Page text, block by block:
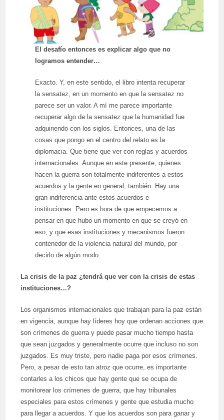
El desafío entonces es explicar algo que no
logramos entender…
Exacto. Y, en este sentido, el libro intenta recuperar
la sensatez, en un momento en que la sensatez no
parece ser un valor. A mí me parece importante
recuperar algo de la sensatez que la humanidad fue
adquiriendo con los siglos. Entonces, una de las
cosas que pongo en el centro del relato es la
diplomacia. Que tiene que ver con reglas y acuerdos
internacionales. Aunque en este presente, quienes
hacen la guerra son totalmente indiferentes a estos
acuerdos y la gente en general, también. Hay una
gran indiferencia ante estos acuerdos e
instituciones. Pero es hora de que empecemos a
pensar en que hubo un momento en que se creyó en
eso, y que esas instituciones y mecanismos fueron
contenedor de la violencia natural del mundo, por
decirlo de algún modo.
La crisis de la paz ¿tendrá que ver con la crisis de estas
instituciones…?
Los organismos internacionales que trabajan para la paz están
en vigencia, aunque hay líderes hoy que ordenan acciones que
son crímenes de guerra y puede pasar mucho tiempo hasta
que sean juzgados y generalmente ocurre que incluso no son
juzgados. Es muy triste, pero nadie paga por esos crímenes.
Pero, a pesar de esto tan atroz que ocurre, es importante
contarles a los chicos que hay gente que se ocupa de
monitorear los crímenes de guerra, que hay tribunales
especiales para estos crímenes y gente que estudia mucho
para llegar a acuerdos. Y que los acuerdos son para ganar y